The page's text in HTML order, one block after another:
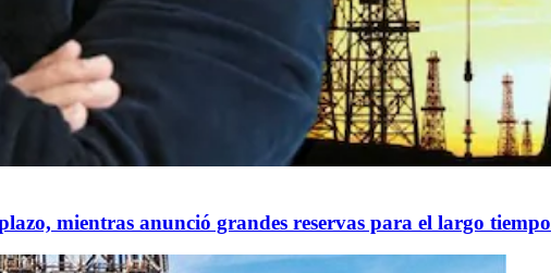
mientras anunció grandes reservas para el largo tiempo